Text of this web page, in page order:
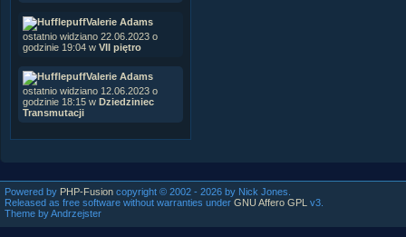
Valerie Adams
ostatnio widziano 22.06.2023 o
godzinie 19:04 w VII piętro
Valerie Adams
ostatnio widziano 12.06.2023 o
godzinie 18:15 w Dziedziniec
Transmutacji
Powered by PHP-Fusion copyright © 2002 - 2026 by Nick Jones.
Released as free software without warranties under GNU Affero GPL
v3.
Theme by Andrzejster